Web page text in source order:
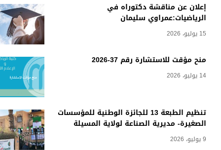
إعلان عن مناقشة دكتوراه في
الرياضيات:عمراوي سليمان
15 يوليو، 2026
منح مؤقت للاستشارة رقم 37-2026
14 يوليو، 2026
تنظيم الطبعة 13 للجائزة الوطنية للمؤسسات
الصغيرة- مديرية الصناعة لولاية المسيلة
9 يوليو، 2026